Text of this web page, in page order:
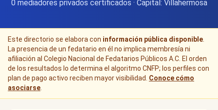
0 mediadores privados certificados · Capital: Villahermosa
Este directorio se elabora con información pública disponible
La presencia de un fedatario en él no implica membresía ni
afiliación al Colegio Nacional de Fedatarios Públicos A.C. El orden
de los resultados lo determina el algoritmo CNFP; los perfiles con
plan de pago activo reciben mayor visibilidad. Conoce cómo
asociarse